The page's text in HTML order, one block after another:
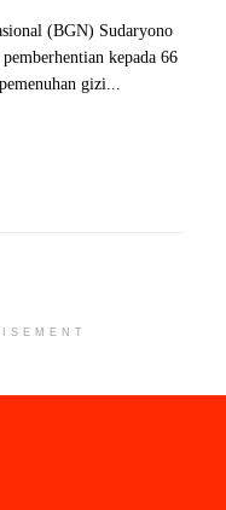
(BGN) Sudaryono
kepada 66
gizi...